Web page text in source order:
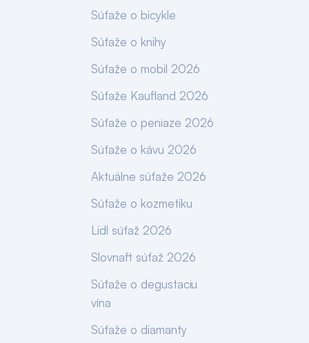
Súťaže o bicykle
Súťaže o knihy
Súťaže o mobil 2026
Súťaže Kaufland 2026
Súťaže o peniaze 2026
Súťaže o kávu 2026
Aktuálne súťaže 2026
Súťaže o kozmetiku
Lidl súťaž 2026
Slovnaft súťaž 2026
Súťaže o degustaciu
vína
Súťaže o diamanty